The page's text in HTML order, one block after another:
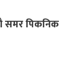
समर पिकनिक